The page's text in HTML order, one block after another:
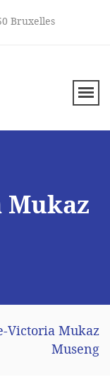
Bruxelles
Mukaz
Victoria Mukaz
Museng